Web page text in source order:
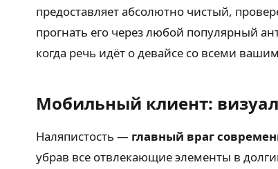
предоставляет абсолютно чистый,
прогнать его через любой популярный
когда речь идёт о девайсе со всеми
Мобильный клиент:
Наляпистость — главный враг
убрав все отвлекающие элементы в